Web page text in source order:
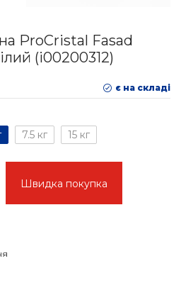
ProCristal Fasad
(i00200312)
є на складі
7.5 кг 15 кг
Швидка покупка